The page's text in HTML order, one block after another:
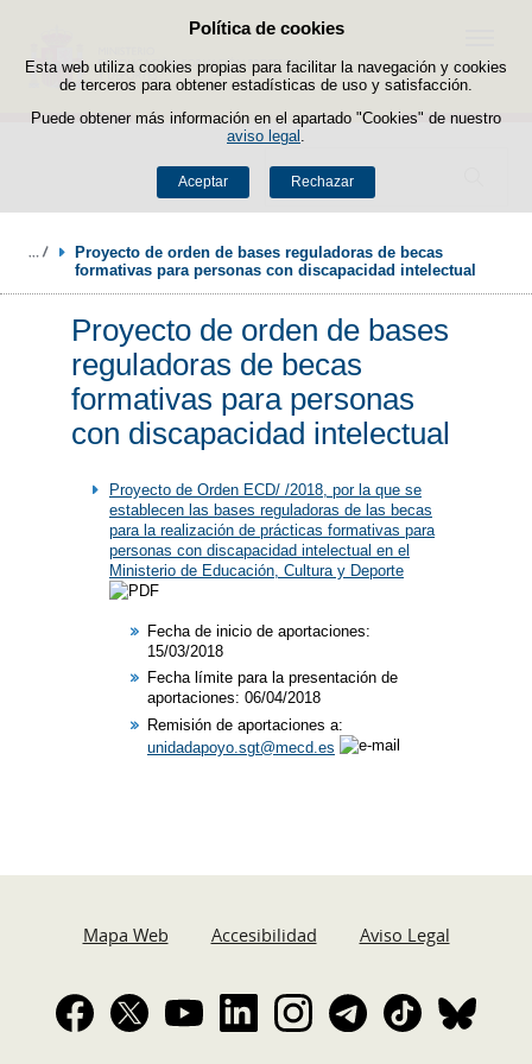
Política de cookies
Esta web utiliza cookies propias para facilitar la navegación y cookies
de terceros para obtener estadísticas de uso y satisfacción.
Puede obtener más información en el apartado "Cookies" de nuestro
aviso legal
Aceptar Rechazar
Saltar al contenido
Buscador
Menú
Proyecto de orden de bases reguladoras de becas
formativas para personas con discapacidad intelectual
Proyecto de orden de bases
reguladoras de becas
formativas para personas
con discapacidad intelectual
Proyecto de Orden ECD/ /2018, por la que se
establecen las bases reguladoras de las becas
para la realización de prácticas formativas para
personas con discapacidad intelectual en el
Ministerio de Educación, Cultura y Deporte
Fecha de inicio de aportaciones:
15/03/2018​
Fecha límite para la presentación de
aportaciones: 06/04/2018
Remisión de aportaciones a:
unidadapoyo.sgt@mecd.es
Mapa Web Accesibilidad Aviso Legal